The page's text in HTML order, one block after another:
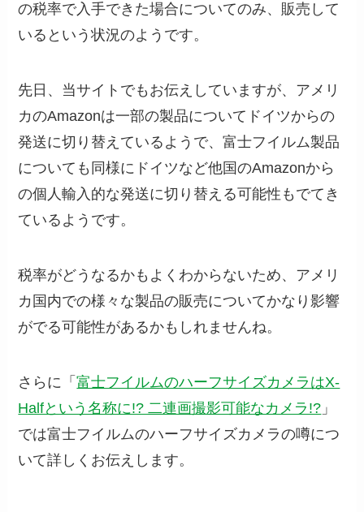
の税率で入手できた場合についてのみ、販売して
いるという状況のようです。
先日、当サイトでもお伝えしていますが、アメリ
カのAmazonは一部の製品についてドイツからの
発送に切り替えているようで、富士フイルム製品
についても同様にドイツなど他国のAmazonから
の個人輸入的な発送に切り替える可能性もでてき
ているようです。
税率がどうなるかもよくわからないため、アメリ
カ国内での様々な製品の販売についてかなり影響
がでる可能性があるかもしれませんね。
さらに「富士フイルムのハーフサイズカメラはX-
Halfという名称に!? 二連画撮影可能なカメラ!? 」
では富士フイルムのハーフサイズカメラの噂につ
いて詳しくお伝えします。